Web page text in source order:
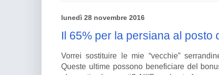
lunedì 28 novembre 2016
Il 65% per la persiana al posto
Vorrei sostituire le mie “vecchie”
Queste ultime possono beneficiare del